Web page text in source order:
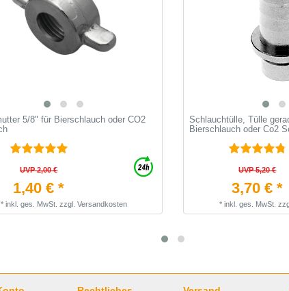
5/8" für Bierschlauch oder CO2
UVP 2,00 €
1,40 € *
* inkl. ges. MwSt. zzgl. Versandkosten
Schlauchtülle, Tülle
Bierschlauch oder Co2
UVP 5,20 €
3,70 € *
* inkl. ges. MwSt.